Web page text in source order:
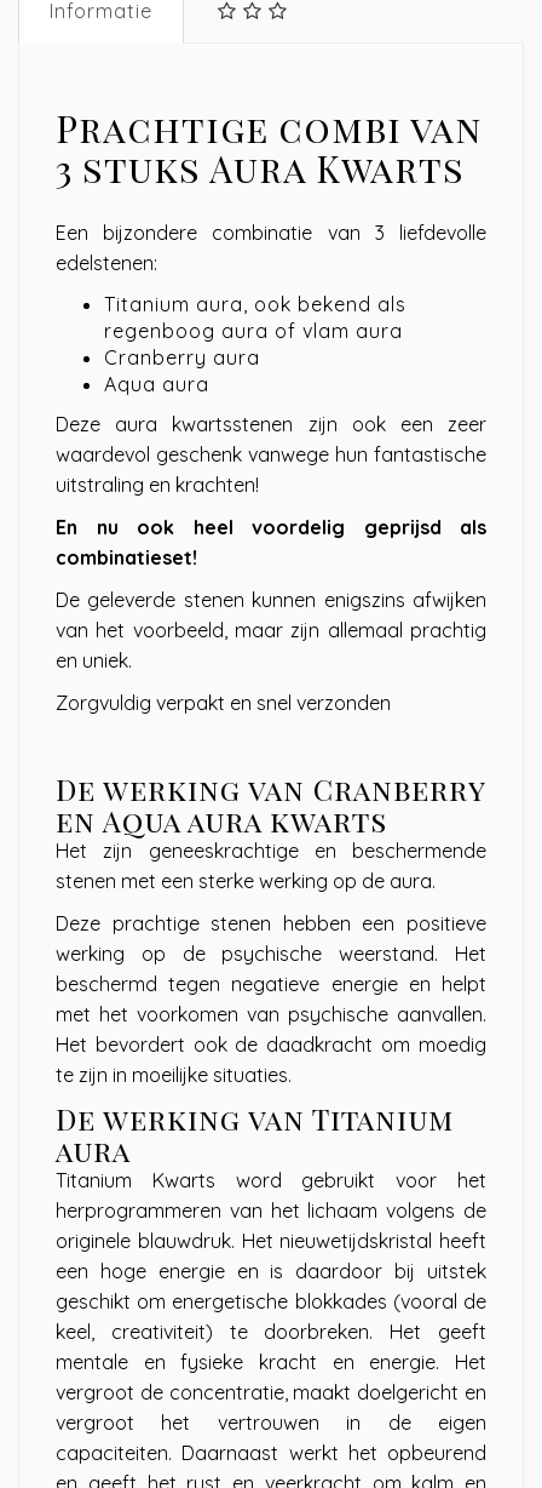
Informatie
Prachtige combi van
3 stuks Aura Kwarts
Een bijzondere combinatie van 3 liefdevolle
edelstenen:
Titanium aura, ook bekend als
regenboog aura of vlam aura
Cranberry aura
Aqua aura
Deze aura kwartsstenen zijn ook een zeer
waardevol geschenk vanwege hun fantastische
uitstraling en krachten!
En nu ook heel voordelig geprijsd als
combinatieset!
De geleverde stenen kunnen enigszins afwijken
van het voorbeeld, maar zijn allemaal prachtig
en uniek.
Zorgvuldig verpakt en snel verzonden
De werking van Cranberry
en Aqua aura kwarts
Het zijn geneeskrachtige en beschermende
stenen met een sterke werking op de aura.
Deze prachtige stenen hebben een positieve
werking op de psychische weerstand. Het
beschermd tegen negatieve energie en helpt
met het voorkomen van psychische aanvallen.
Het bevordert ook de daadkracht om moedig
te zijn in moeilijke situaties.
De werking van Titanium
aura
Titanium Kwarts word gebruikt voor het
herprogrammeren van het lichaam volgens de
originele blauwdruk. Het nieuwetijdskristal heeft
een hoge energie en is daardoor bij uitstek
geschikt om energetische blokkades (vooral de
keel, creativiteit) te doorbreken. Het geeft
mentale en fysieke kracht en energie. Het
vergroot de concentratie, maakt doelgericht en
vergroot het vertrouwen in de eigen
capaciteiten. Daarnaast werkt het opbeurend